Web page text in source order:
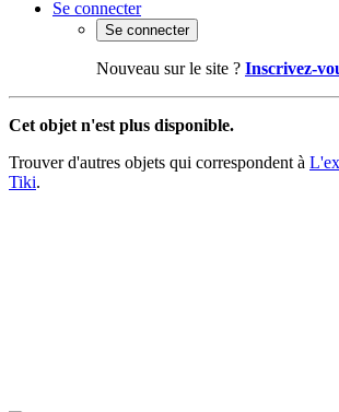
Se connecter
Se connecter
Nouveau sur le site ? Inscrivez-
Cet objet n'est plus disponible.
Trouver d'autres objets qui correspondent à
Tiki.